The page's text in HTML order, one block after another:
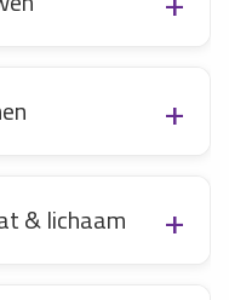
& lichaam